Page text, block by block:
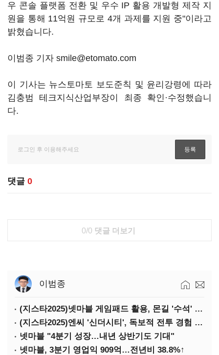
우 콘솔 플랫폼 전환 및 우수 IP 활용 개발형 제작 지
원을 통해 11억원 규모로 4개 과제를 지원 중"이라고
밝혔습니다.
이범종 기자 smile@etomato.com
이 기사는 뉴스토마토 보도준칙 및 윤리강령에 따라
김충범 테크지식산업부장이 최종 확인·수정했습니
다.
댓글 0
0/0 댓글 더보기
이범종
(지스타2025)넷마블 게임패드 활용, 몬길 '수석' 7대죄 '차석'
(지스타2025)엔씨 '신더시티', 독보적 전투 경험 필요
넷마블 "4분기 성장…내년 상반기도 기대"
넷마블, 3분기 영업익 909억…전년비 38.8%↑